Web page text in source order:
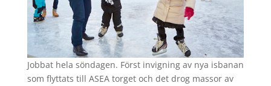
Jobbat hela söndagen. Först invigning av nya isbanan
som flyttats till ASEA torget och det drog massor av